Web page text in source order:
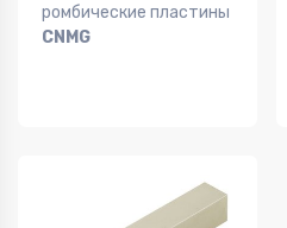
ромбические пластины
CNMG